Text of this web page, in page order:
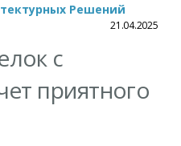
Решений
21.04.2025
с
приятного